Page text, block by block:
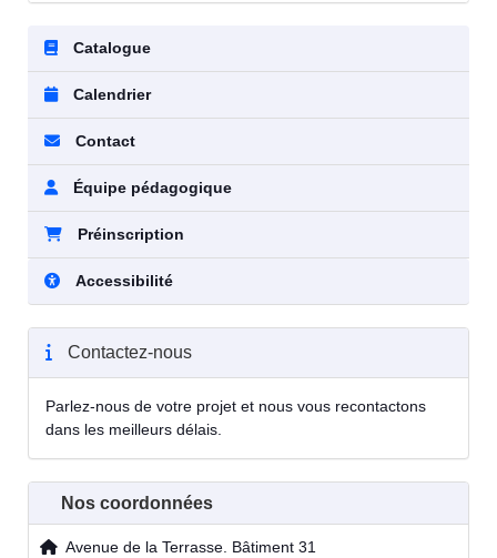
Catalogue
Calendrier
Contact
Équipe pédagogique
Préinscription
Accessibilité
Contactez-nous
Parlez-nous de votre projet et nous vous recontactons
dans les meilleurs délais.
Nos coordonnées
Avenue de la Terrasse. Bâtiment 31